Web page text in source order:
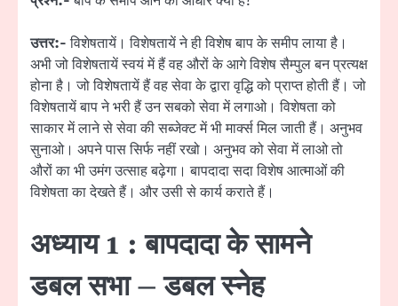
उत्तर:-विशेषतायें। विशेषतायें ने ही विशेष बाप के समीप लाया है।
अभी जो विशेषतायें स्वयं में हैं वह औरों के आगे विशेष सैम्पुल बन प्रत्यक्ष
होना है। जो विशेषतायें हैं वह सेवा के द्वारा वृद्धि को प्राप्त होती हैं। जो
विशेषतायें बाप ने भरी हैं उन सबको सेवा में लगाओ। विशेषता को
साकार में लाने से सेवा की सब्जेक्ट में भी मार्क्स मिल जाती हैं। अनुभव
सुनाओ। अपने पास सिर्फ नहीं रखो। अनुभव को सेवा में लाओ तो
औरों का भी उमंग उत्साह बढ़ेगा। बापदादा सदा विशेष आत्माओं की
विशेषता का देखते हैं। और उसी से कार्य कराते हैं।
अध्याय 1 : बापदादा के सामने
डबल सभा – डबल स्नेह